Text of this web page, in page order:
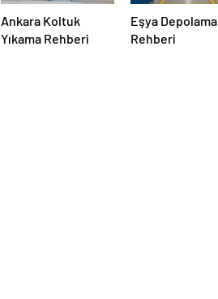
Ankara Koltuk
Yıkama Rehberi
Eşya Depolama
Rehberi